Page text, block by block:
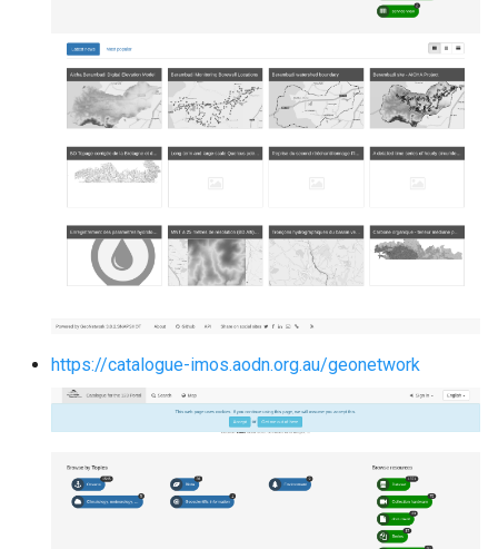
https://catalogue-imos.aodn.org.au/geonetwork